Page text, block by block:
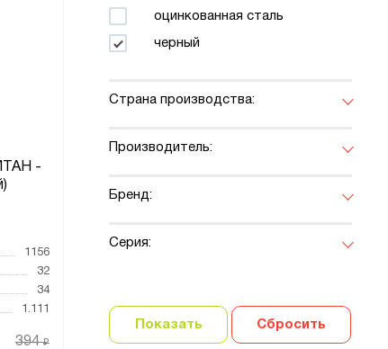
-
1156
32
34
1.111
394₽
оцинкованная сталь
черный
Страна производства:
Производитель:
Бренд:
Серия:
Показать Сбросить